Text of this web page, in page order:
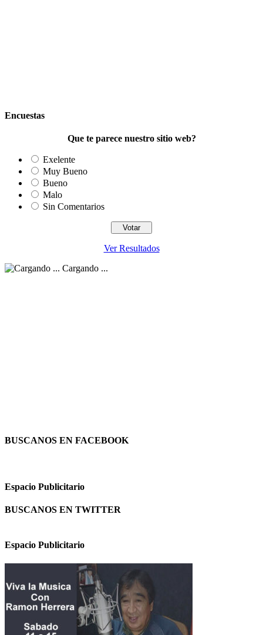
Encuestas
Que te parece nuestro sitio web?
Exelente
Muy Bueno
Bueno
Malo
Sin Comentarios
Ver Resultados
Cargando ...
BUSCANOS EN FACEBOOK
Espacio Publicitario
BUSCANOS EN TWITTER
Espacio Publicitario